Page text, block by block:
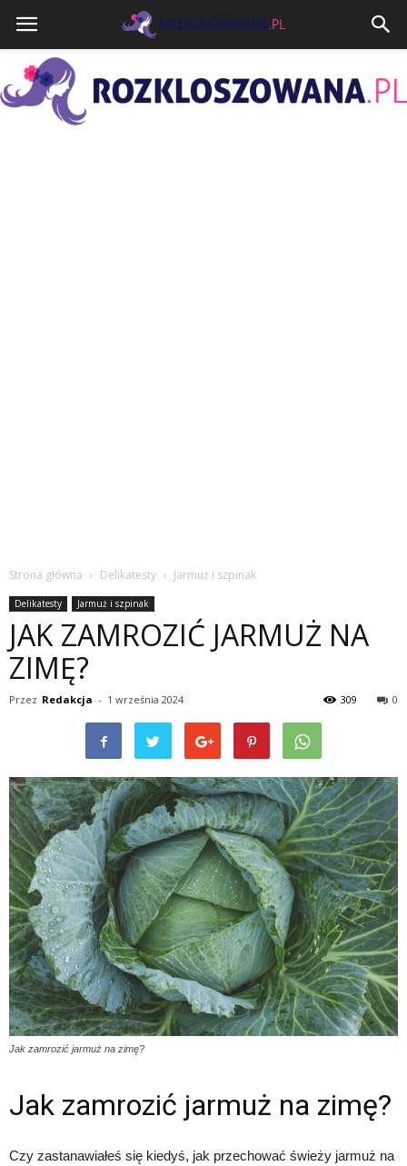
Strona główna Delikatesty Jarmuż i szpinak
Delikatesty Jarmuż i szpinak
JAK ZAMROZIĆ JARMUŻ NA
ZIMĘ?
Przez Redakcja - 1 września 2024 0
309
Jak zamrozić jarmuż na zimę?
Jak zamrozić jarmuż na zimę?
Czy zastanawiałeś się kiedyś, jak przechować świeży jarmuż na